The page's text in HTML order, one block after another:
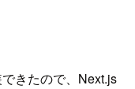
きたので、Next.js